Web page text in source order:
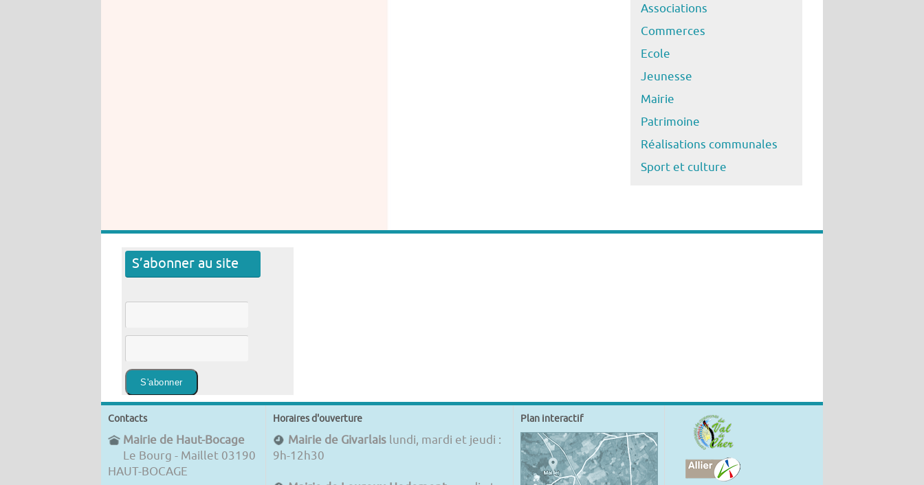
Associations
Commerces
Ecole
Jeunesse
Mairie
Patrimoine
Réalisations communales
Sport et culture
S’abonner au site
Contacts
Mairie de Haut-Bocage
Le Bourg - Maillet 03190
HAUT-BOCAGE
Horaires d'ouverture
Mairie de Givarlais lundi, mardi et jeudi :
9h-12h30
Plan interactif